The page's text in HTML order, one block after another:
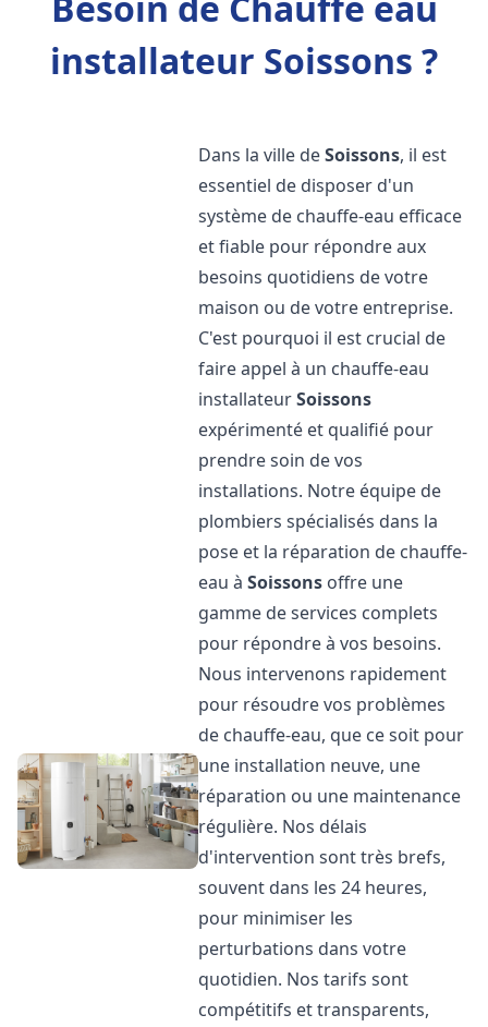
installateur Soissons ?
Dans la ville deSoissons, il est
essentiel de disposer d'un
système de chauffe-eau efficace
et fiable pour répondre aux
besoins quotidiens de votre
maison ou de votre entreprise.
C'est pourquoi il est crucial de
faire appel à un chauffe-eau
installateurSoissons
expérimenté et qualifié pour
prendre soin de vos
installations. Notre équipe de
plombiers spécialisés dans la
pose et la réparation de chauffe-
eau àSoissons offre une
gamme de services complets
pour répondre à vos besoins.
Nous intervenons rapidement
pour résoudre vos problèmes
de chauffe-eau, que ce soit pour
une installation neuve, une
réparation ou une maintenance
régulière. Nos délais
d'intervention sont très brefs,
souvent dans les 24 heures,
pour minimiser les
perturbations dans votre
quotidien. Nos tarifs sont
compétitifs et transparents,